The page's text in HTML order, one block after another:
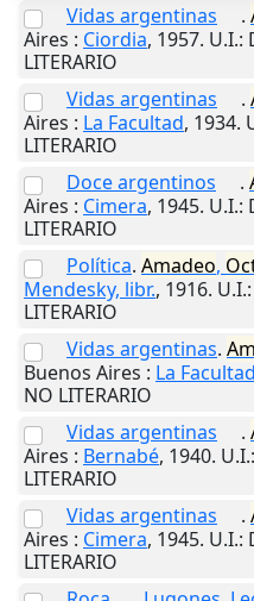
Vidas argentinas .
Aires : Ciordia, 1957. U.I.:
LITERARIO
Vidas argentinas
.
Aires : La Facultad, 1934.
LITERARIO
Doce argentinos
.
Aires : Cimera, 1945. U.I.:
LITERARIO
Política. Amadeo,
Mendesky, libr., 1916. U.I.
LITERARIO
Vidas argentinas.
Buenos Aires : La Facultad
NO LITERARIO
Vidas argentinas
.
Aires : Bernabé, 1940. U.I.
LITERARIO
Vidas argentinas
.
Aires : Cimera, 1945. U.I.:
LITERARIO